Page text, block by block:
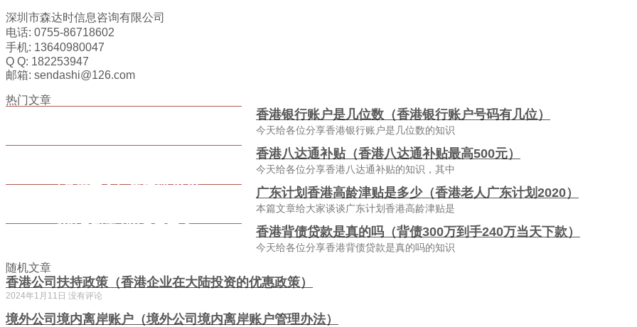
深圳市森达时信息咨询有限公司
电话: 0755-86718602
手机: 13640980047
Q Q: 182253947
邮箱: sendashi@126.com
热门文章
香港银行账户是几位数（香港银行账户号码有几位）
今天给各位分享香港银行账户是几位数的知识
香港八达通补贴（香港八达通补贴最高500元）
今天给各位分享香港八达通补贴的知识，其中
广东计划香港高龄津贴是多少（香港老人广东计划2020）
本篇文章给大家谈谈广东计划香港高龄津贴是
香港背债贷款是真的吗（背债300万到手240万当天下款）
今天给各位分享香港背债贷款是真的吗的知识
随机文章
香港公司扶持政策（香港企业在大陆投资的优惠政策）
2024年1月11日 没有评论
境外公司境内离岸账户（境外公司境内离岸账户管理办法）